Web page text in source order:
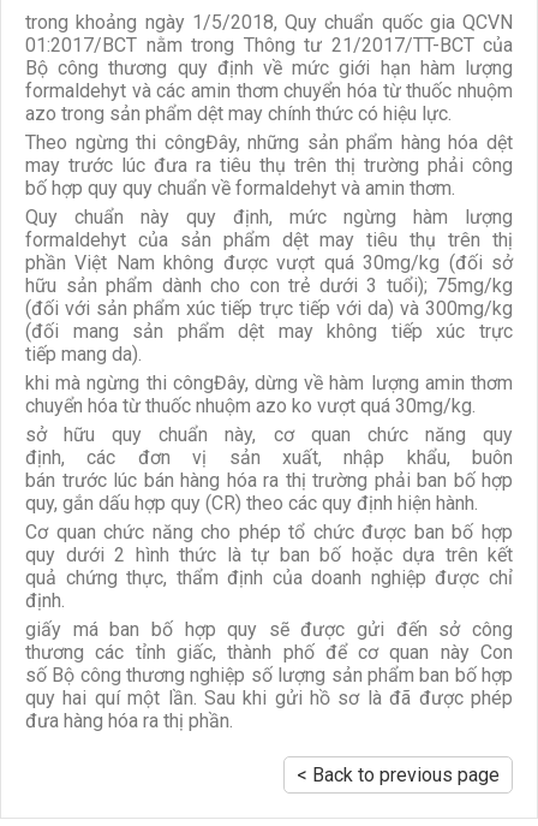
trong khoảng ngày 1/5/2018, Quy chuẩn quốc gia QCVN
01:2017/BCT nằm trong Thông tư 21/2017/TT-BCT của
Bộ công thương quy định về mức giới hạn hàm lượng
formaldehyt và các amin thơm chuyển hóa từ thuốc nhuộm
azo trong sản phẩm dệt may chính thức có hiệu lực.
Theo ngừng thi côngĐây, những sản phẩm hàng hóa dệt
may trước lúc đưa ra tiêu thụ trên thị trường phải công
bố hợp quy quy chuẩn về formaldehyt và amin thơm.
Quy chuẩn này quy định, mức ngừng hàm lượng
formaldehyt của sản phẩm dệt may tiêu thụ trên thị
phần Việt Nam không được vượt quá 30mg/kg (đối sở
hữu sản phẩm dành cho con trẻ dưới 3 tuổi); 75mg/kg
(đối với sản phẩm xúc tiếp trực tiếp với da) và 300mg/kg
(đối mang sản phẩm dệt may không tiếp xúc trực
tiếp mang da).
khi mà ngừng thi côngĐây, dừng về hàm lượng amin thơm
chuyển hóa từ thuốc nhuộm azo ko vượt quá 30mg/kg.
sở hữu quy chuẩn này, cơ quan chức năng quy
định, các đơn vị sản xuất, nhập khẩu, buôn
bán trước lúc bán hàng hóa ra thị trường phải ban bố hợp
quy, gắn dấu hợp quy (CR) theo các quy định hiện hành.
Cơ quan chức năng cho phép tổ chức được ban bố hợp
quy dưới 2 hình thức là tự ban bố hoặc dựa trên kết
quả chứng thực, thẩm định của doanh nghiệp được chỉ
định.
giấy má ban bố hợp quy sẽ được gửi đến sở công
thương các tỉnh giấc, thành phố để cơ quan này Con
số Bộ công thương nghiệp số lượng sản phẩm ban bố hợp
quy hai quí một lần. Sau khi gửi hồ sơ là đã được phép
đưa hàng hóa ra thị phần.
< Back to previous page